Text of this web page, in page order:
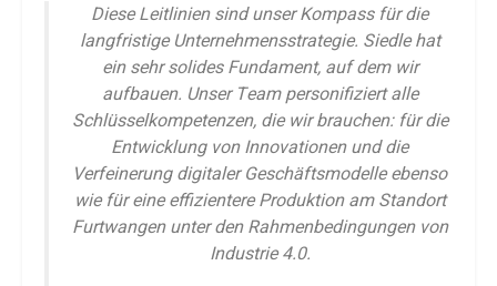
Diese Leitlinien sind unser Kompass für die
langfristige Unternehmensstrategie. Siedle hat
ein sehr solides Fundament, auf dem wir
aufbauen. Unser Team personifiziert alle
Schlüsselkompetenzen, die wir brauchen: für die
Entwicklung von Innovationen und die
Verfeinerung digitaler Geschäftsmodelle ebenso
wie für eine effizientere Produktion am Standort
Furtwangen unter den Rahmenbedingungen von
Industrie 4.0.